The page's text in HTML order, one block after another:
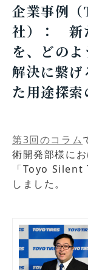
企業事例
社）： 新
を、どの
解決に繋
た用途探索
第3回のコラム
術開発部様に
「Toyo Silent
しました。